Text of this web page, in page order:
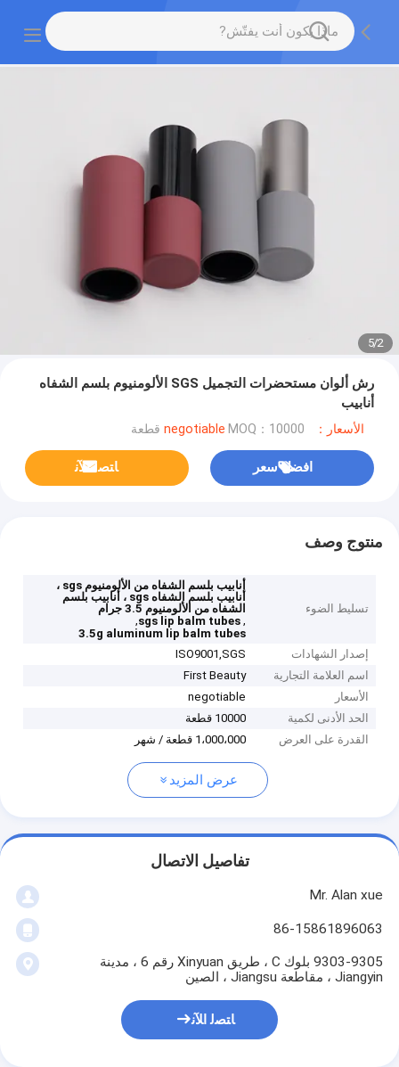
2
/
5
رش ألوان مستحضرات التجميل SGS الألومنيوم بلسم الشفاه
أنابيب
الأسعار：negotiable MOQ：10000 قطعة
افضل سعر ﺎﺘﺼﻟ ﺍﻶﻧ
منتوج وصف
تسليط الضوء
أنابيب بلسم الشفاه من الألومنيوم sgs ،
أنابيب بلسم الشفاه sgs ، أنابيب بلسم
الشفاه من الألومنيوم 3.5 جرام
,
sgs lip balm tubes
,
3.5g aluminum lip balm tubes
إصدار الشهادات
ISO9001,SGS
اسم العلامة التجارية
First Beauty
الأسعار
negotiable
الحد الأدنى لكمية
10000 قطعة
القدرة على العرض
1،000،000 قطعة / شهر
عرض المزيد
تفاصيل الاتصال
Mr. Alan xue
86-15861896063
9303-9305 بلوك C ، طريق Xinyuan رقم 6 ، مدينة
Jiangyin ، مقاطعة Jiangsu ، الصين
ﺎﺘﺼﻟ ﺍﻶﻧ